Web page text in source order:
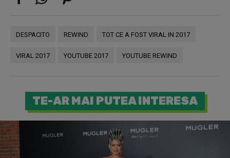
DESPACITO REWIND TOT CE A FOST VIRAL IN 2017
VIRAL 2017 YOUTUBE 2017 YOUTUBE REWIND
TE-AR MAI PUTEA INTERESA